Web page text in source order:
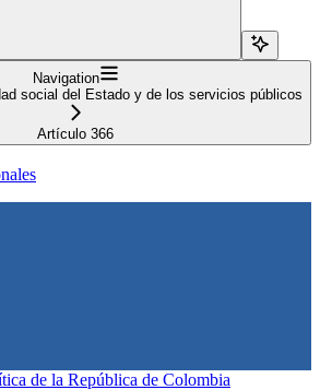
Navigation
social del Estado y de los servicios públicos
Artículo 366
de la República de Colombia